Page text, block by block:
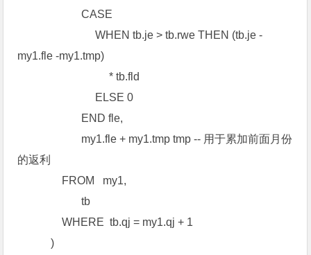
CASE
WHEN tb.je > tb.rwe THEN (tb.je -
my1.fle -my1.tmp)
* tb.fld
ELSE 0
END fle,
my1.fle + my1.tmp tmp -- 用于累加前面月份
的返利
FROM my1,
tb
WHERE tb.qj = my1.qj + 1
)